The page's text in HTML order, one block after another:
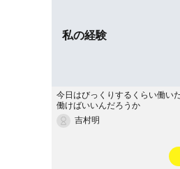
私の経験
今日はびっくりするくらい働い
働けばいいんだろうか
吉村明